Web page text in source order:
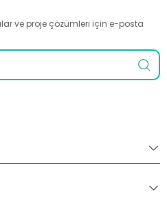
ve proje çözümleri için e-posta